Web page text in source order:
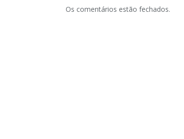
Os comentários estão fechados.